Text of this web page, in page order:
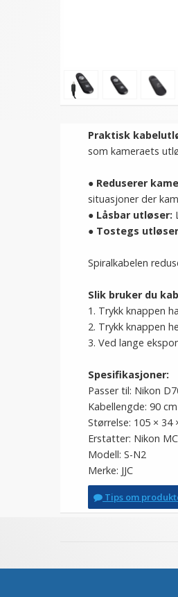
Praktisk
som kameraets
● Reduserer
situasjoner der
● Låsbar utløser:
● Tostegs
Spiralkabelen
Slik bruker du
1. Trykk knappen
2. Trykk knappen
3. Ved lange
Spesifikasjoner:
Passer til: Nikon
Kabellengde: 90 cm
Størrelse: 105 × 34
Erstatter: Nikon
Modell: S-N2
Merke: JJC
Tips om